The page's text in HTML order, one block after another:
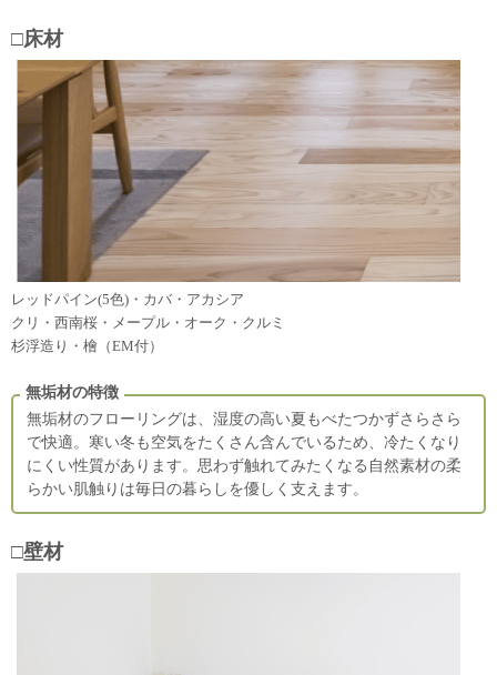
□床材
レッドパイン(5色)・カバ・アカシア
クリ・西南桜・メープル・オーク・クルミ
杉浮造り・檜（EM付）
無垢材の特徴
無垢材のフローリングは、湿度の高い夏もべたつかずさらさら
で快適。寒い冬も空気をたくさん含んでいるため、冷たくなり
にくい性質があります。思わず触れてみたくなる自然素材の柔
らかい肌触りは毎日の暮らしを優しく支えます。
□壁材